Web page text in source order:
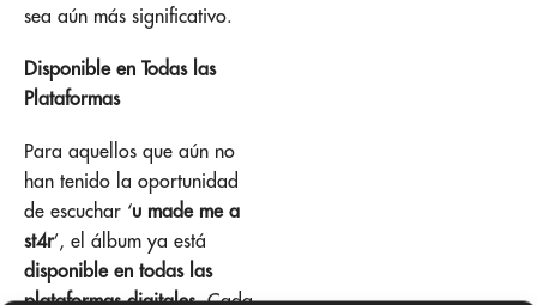
sea aún más significativo.
Disponible en Todas las
Plataformas
Para aquellos que aún no
han tenido la oportunidad
de escuchar ‘u made me a
st4r’, el álbum ya está
disponible en todas las
plataformas digitales. Cada